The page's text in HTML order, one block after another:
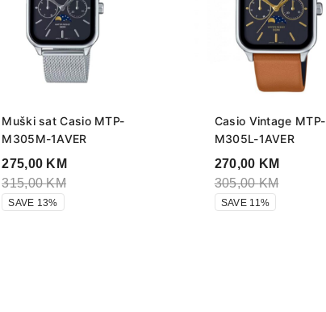
Muški sat Casio MTP-
M305M-1AVER
275,00 KM
315,00KM
SAVE 13%
Casio Vintage MTP-
M305L-1AVER
270,00 KM
305,00KM
SAVE 11%